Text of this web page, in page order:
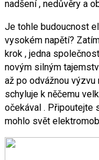
nadšení , nedůvěry a
Je tohle budoucnost
vysokém napětí?
krok , jedna
novým silným
až po odvážnou
schyluje k něčemu
očekával . Připoutejte
mohlo svět